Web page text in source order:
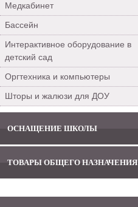
Медкабинет
Бассейн
Интерактивное оборудование в
детский сад
Оргтехника и компьютеры
Шторы и жалюзи для ДОУ
ОСНАЩЕНИЕ ШКОЛЫ
ТОВАРЫ ОБЩЕГО НАЗНАЧЕНИЯ